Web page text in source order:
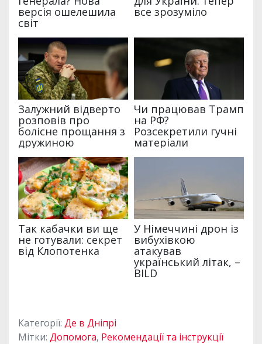
Категорії: Де в Дніпрі
Мітки: Допомога, Рекомендації та інструкції